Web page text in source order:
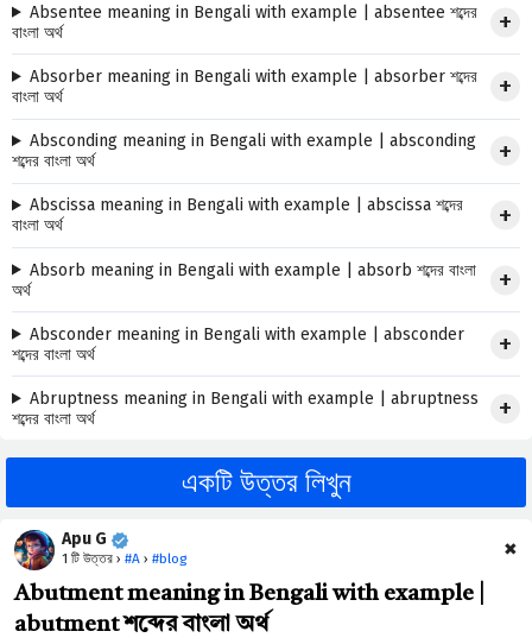
Absentee meaning in Bengali with example | absentee শব্দের
বাংলা অর্থ
Absorber meaning in Bengali with example | absorber শব্দের
বাংলা অর্থ
Absconding meaning in Bengali with example | absconding
শব্দের বাংলা অর্থ
Abscissa meaning in Bengali with example | abscissa শব্দের
বাংলা অর্থ
Absorb meaning in Bengali with example | absorb শব্দের বাংলা
অর্থ
Absconder meaning in Bengali with example | absconder
শব্দের বাংলা অর্থ
Abruptness meaning in Bengali with example | abruptness
শব্দের বাংলা অর্থ
একটি উত্তর লিখুন
Apu G
1 টি উত্তর › #A› #blog ✖
Abutment meaning in Bengali with example |
abutment শব্দের বাংলা অর্থ